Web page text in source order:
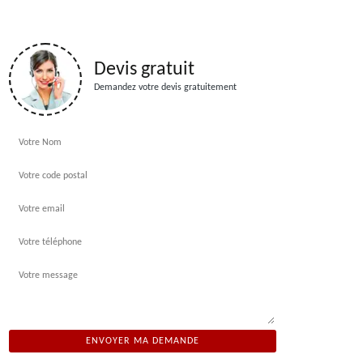
Devis gratuit
Demandez votre devis gratuitement